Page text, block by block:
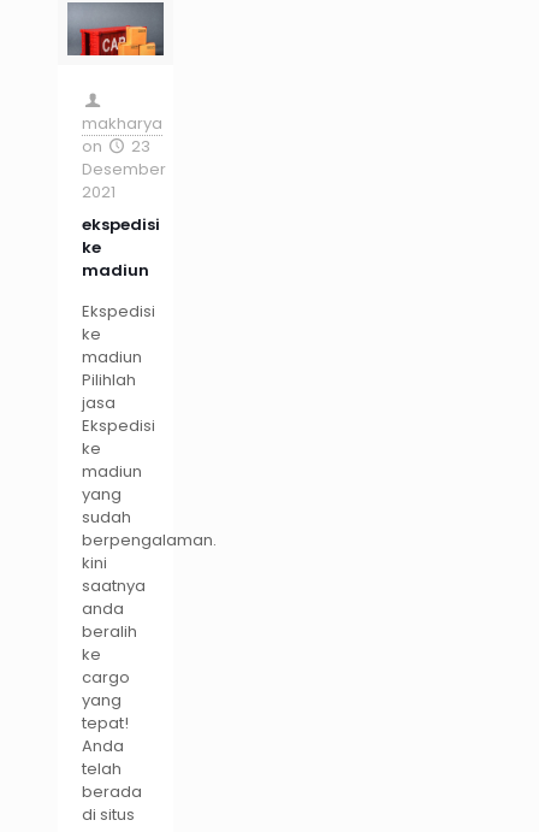
makharya
on
23
Desember
2021
ekspedisi
ke
madiun
Ekspedisi
ke
madiun
Pilihlah
jasa
Ekspedisi
ke
madiun
yang
sudah
berpengalaman.
kini
saatnya
anda
beralih
ke
cargo
yang
tepat!
Anda
telah
berada
di situs